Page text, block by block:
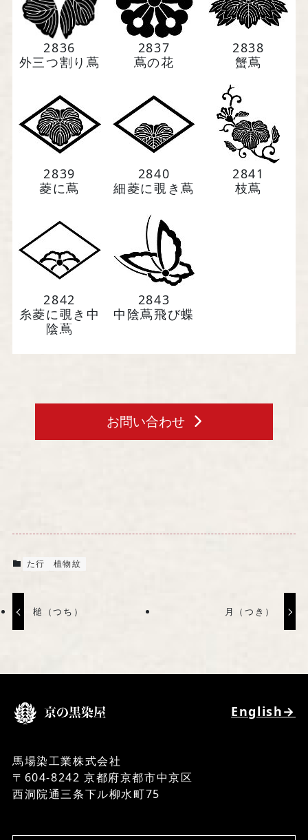
2836
外三つ割り蔦
2837
蔦の花
2838
蟹蔦
2839
菱に蔦
2840
細菱に覗き蔦
2841
枝蔦
2842
糸菱に覗き中
陰蔦
2843
中陰蔦飛び蝶
お問い合わせ
た行 植物紋
槌（つち） 月（つき）
English→
馬場染工業株式会社
〒604-8242 京都府京都市中京区
西洞院通三条下ル柳水町75